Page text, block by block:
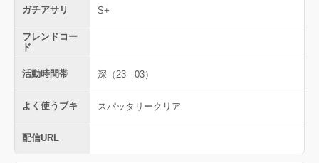
ガチアサリ S+
フレンドコー
ド
活動時間帯 深（23 - 03）
よく使うブキ スパッタリークリア
配信URL